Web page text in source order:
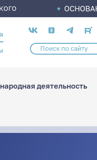
Социальные
сети
деятельность